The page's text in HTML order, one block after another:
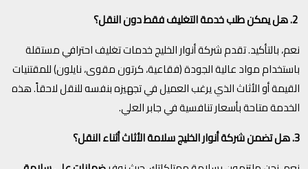
نعم، بالتأكيد. تقدم شركة أنوار الخليج خدمات تغليف احترافي مستقلة
باستخدام مواد عالية الجودة (فقاعية، كرتون مقوى، نايلون) للمقتنيات
القيمة أو الأثاث الذي يرغب العميل في تجهيزه بنفسه للنقل لاحقاً. هذه
الخدمة متاحة بأسعار تنافسية في جابر العلي.
3. هل تضمن شركة أنوار الخليج سلامة الأثاث أثناء النقل؟